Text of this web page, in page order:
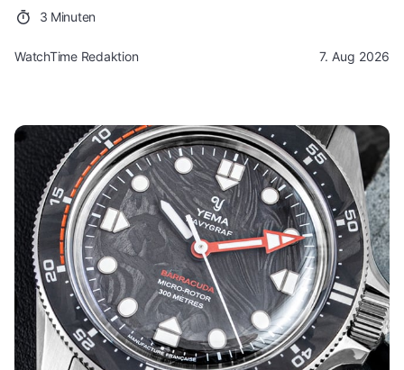
3 Minuten
WatchTime Redaktion 7. Aug 2026